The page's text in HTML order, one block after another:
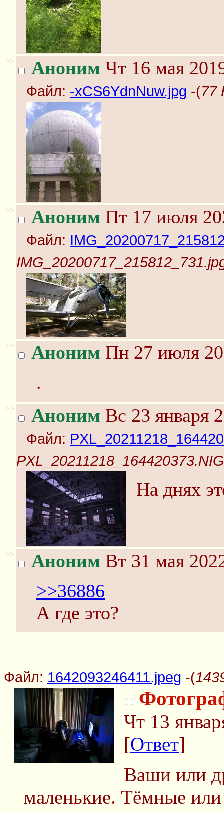
>> Аноним Чт 16 мая
Файл: -xCS6YdnNuw.jpg -(77
>> Аноним Пт 17 июля
Файл:
>> Аноним Пн 27 июля
.
>> Аноним Вс 23 января
Файл:
На днях
>> Аноним Вт 31 мая
>>36886
А где это?
Файл: 1642093246411.jpeg -(
Чт 13
[Ответ]
Ваши или
маленькие. Тёмные или